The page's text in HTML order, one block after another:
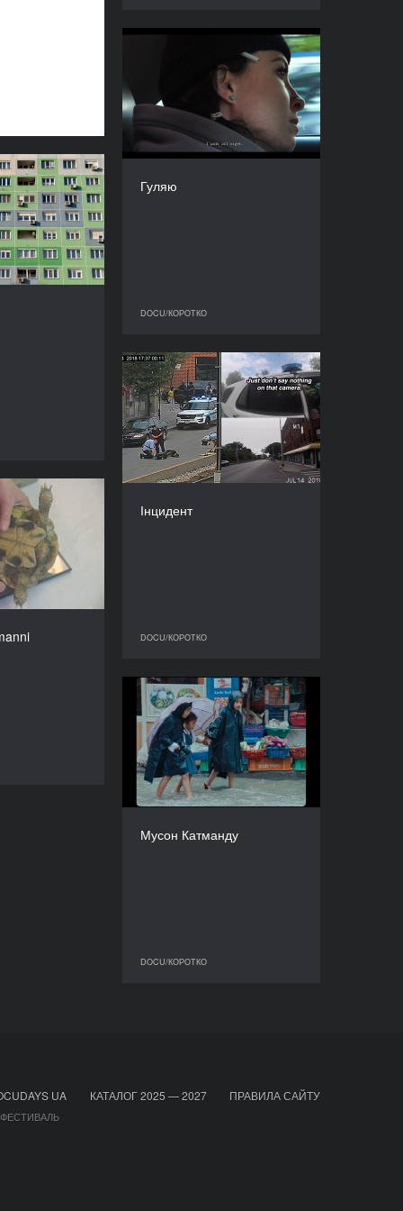
Гуляю
DOCU/КОРОТКО
Гуляю
РІК
2023
КРАЇНА
Україна, Грузія
РЕЖИСЕР/-КА
Нові фасади
РІК
2023
КРАЇНА
США, Угорщина
РЕЖИСЕР/-КА
Інцидент
DOCU/КОРОТКО
Інцидент
РІК
2023
КРАЇНА
США
РЕЖИСЕР/-КА
Hermanni
КРАЇНА
Австрія, США
РЕЖИСЕР/-КА
Мусон Катманду
DOCU/КОРОТКО
Мусон Катманду
РІК
2022
КРАЇНА
Непал
РЕЖИСЕР/-КА
UA КАТАЛОГ 2025 — 2027 ПРАВИЛА САЙТУ